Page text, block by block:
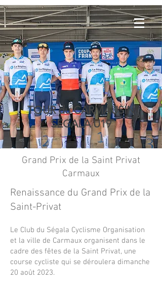
TOUR du CARMAUSIN
SEGALA U19
Grand Prix de la Saint Privat
Carmaux
Renaissance du Grand Prix de la
Saint-Privat
Le Club du Ségala Cyclisme Organisation
et la ville de Carmaux organisent dans le
cadre des fêtes de la Saint Privat, une
course cycliste qui se déroulera dimanche
20 août 2023.